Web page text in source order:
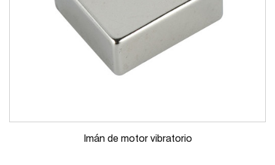
Imán de motor vibratorio